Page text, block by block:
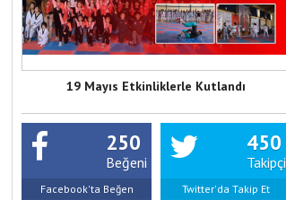
19 Mayıs Etkinliklerle Kutlandı
250
Beğeni
Facebook'ta Beğen
450
Takipçi
Twitter'da Takip Et